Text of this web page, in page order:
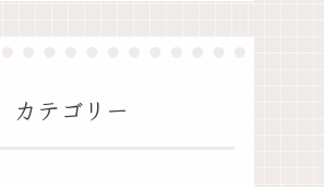
カテゴリー